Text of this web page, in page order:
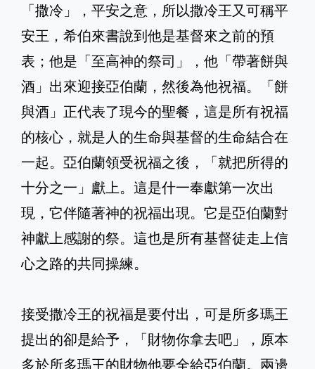
「撒冷」，平安之意，所以撒冷王又可稱平
安王，希伯來書說到他是基督來之前的預
表；他是「至高神的祭司」，他「帶著餅與
酒」出來迎接亞伯蘭，然後為他祝福。「餅
與酒」正代表了現今的聖餐，這是所有祝福
的核心，就是人的生命與基督的生命結合在
一起。亞伯蘭領受祝福之後，「就把所得的
十分之一」獻上。這是什一奉獻第一次出
現，它伴隨著神的祝福出現。它是亞伯蘭對
神獻上感謝的祭。這也是所有基督徒走上信
心之路的共同操練。
接受撒冷王的祝福是要付出，可是所多瑪王
提出的卻是給予，「財物你拿去吧」，原本
多於所多瑪王的財物他要全給亞伯蘭。兩邊